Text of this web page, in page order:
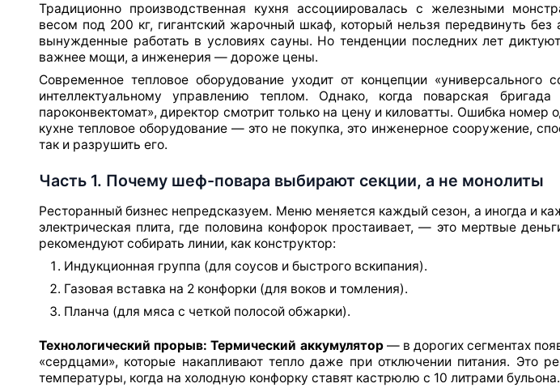
Традиционно производственная кухня ассоциировалась с железными
весом под 200 кг, гигантский жарочный шкаф, который нельзя передвинуть без
вынужденные работать в условиях сауны. Но тенденции последних лет
важнее мощи, а инженерия — дороже цены.
Современное тепловое оборудование уходит от концепции «универсального
интеллектуальному управлению теплом. Однако, когда поварская
пароконвектомат», директор смотрит только на цену и киловатты. Ошибка номер
кухне тепловое оборудование — это не покупка, это инженерное сооружение,
так и разрушить его.
Часть 1. Почему шеф-повара выбирают секции, а не монолиты
Ресторанный бизнес непредсказуем. Меню меняется каждый сезон, а иногда и
электрическая плита, где половина конфорок простаивает, — это мертвые
рекомендуют собирать линии, как конструктор:
Индукционная группа (для соусов и быстрого вскипания).
Газовая вставка на 2 конфорки (для воков и томления).
Планча (для мяса с четкой полосой обжарки).
Технологический прорыв: Термический аккумулятор— в дорогих сегментах
«сердцами», которые накапливают тепло даже при отключении питания. Это
температуры, когда на холодную конфорку ставят кастрюлю с 10 литрами бульона.